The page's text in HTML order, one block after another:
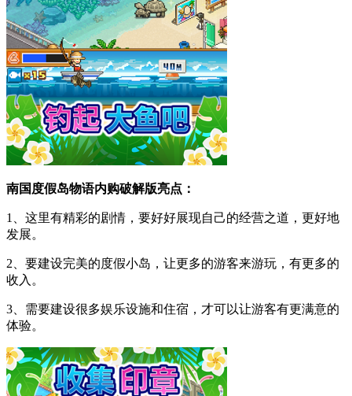
南国度假岛物语内购破解版亮点：
1、这里有精彩的剧情，要好好展现自己的经营之道，更好地
发展。
2、要建设完美的度假小岛，让更多的游客来游玩，有更多的
收入。
3、需要建设很多娱乐设施和住宿，才可以让游客有更满意的
体验。